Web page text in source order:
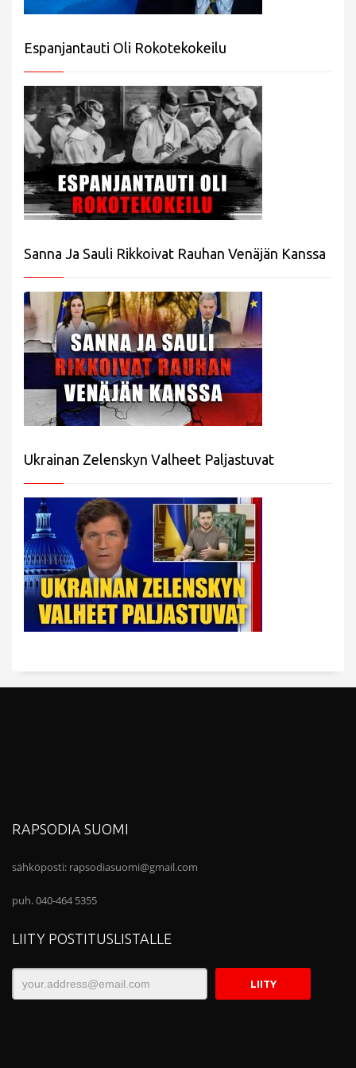
Espanjantauti Oli Rokotekokeilu
Sanna Ja Sauli Rikkoivat Rauhan Venäjän Kanssa
Ukrainan Zelenskyn Valheet Paljastuvat
RAPSODIA SUOMI
sähköposti: rapsodiasuomi@gmail.com
puh. 040-464 5355
LIITY POSTITUSLISTALLE